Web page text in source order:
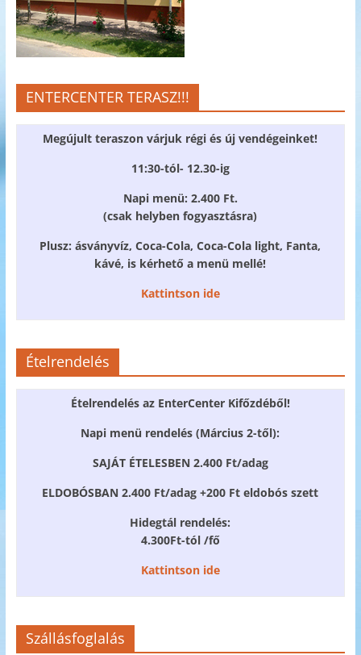
ENTERCENTER TERASZ!!!
Megújult teraszon várjuk régi és új vendégeinket!
11:30-tól- 12.30-ig
Napi menü: 2.400 Ft.
(csak helyben fogyasztásra)
Plusz: ásványvíz, Coca-Cola, Coca-Cola light, Fanta,
kávé, is kérhető a menü mellé!
Kattintson ide
Ételrendelés
Ételrendelés az EnterCenter Kifőzdéből!
Napi menü rendelés (Március 2-től):
SAJÁT ÉTELESBEN 2.400 Ft/adag
ELDOBÓSBAN 2.400 Ft/adag +200 Ft eldobós szett
Hidegtál rendelés:
4.300Ft-tól /fő
Kattintson ide
Szállásfoglalás